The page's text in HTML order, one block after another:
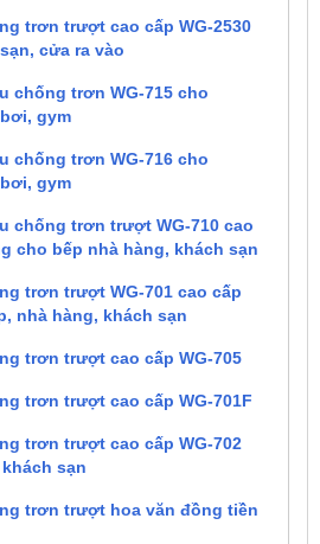
trơn trượt cao cấp WG-2530
cửa ra vào
chống trơn WG-715 cho
gym
chống trơn WG-716 cho
gym
chống trơn trượt WG-710 cao
cho bếp nhà hàng, khách sạn
trơn trượt WG-701 cao cấp
nhà hàng, khách sạn
trơn trượt cao cấp WG-705
trơn trượt cao cấp WG-701F
trơn trượt cao cấp WG-702
sạn
trơn trượt hoa văn đồng tiền